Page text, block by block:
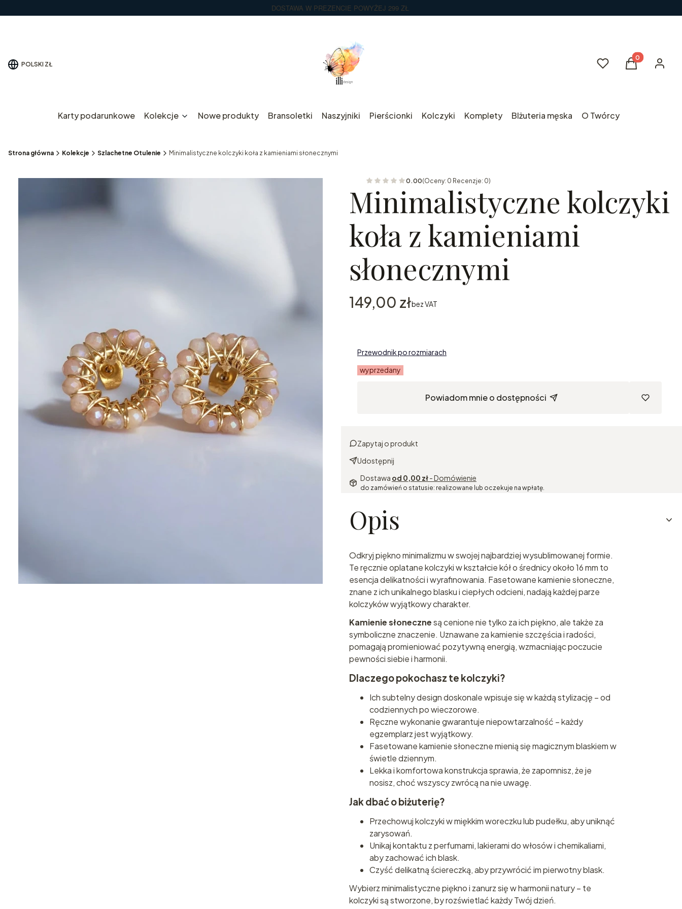
DOSTAWA W PREZENCIE POWYŻEJ 299 ZŁ
POLSKI ZŁ UlubioneProdukty w
Koszyk
Karty podarunkowe Kolekcje Nowe produkty Bransoletki Naszyjniki Pierścionki Kolczyki Komplety BIżuteria męska O Twórcy
Strona główna Kolekcje Szlachetne Otulenie Minimalistyczne kolczyki koła z kamieniami słonecznymi
0.00(Oceny: 0 Recenzje: 0)
Minimalistyczne kolczyki
koła z kamieniami
słonecznymi
Cena
149,00 złbez VAT
Przewodnik po rozmiarach
wyprzedany
Powiadom mnie o dostępności
Zapytaj o produkt
Udostępnij
Dostawa od 0,00 zł- Domówienie
do zamówień o statusie: realizowane lub oczekuje na wpłatę.
Opis
Odkryj piękno minimalizmu w swojej najbardziej wysublimowanej formie.
Te ręcznie oplatane kolczyki w kształcie kół o średnicy około 16 mm to
esencja delikatności i wyrafinowania. Fasetowane kamienie słoneczne,
znane z ich unikalnego blasku i ciepłych odcieni, nadają każdej parze
kolczyków wyjątkowy charakter.
Kamienie słonecznesą cenione nie tylko za ich piękno, ale także za
symboliczne znaczenie. Uznawane za kamienie szczęścia i radości,
pomagają promieniować pozytywną energią, wzmacniając poczucie
pewności siebie i harmonii.
Dlaczego pokochasz te kolczyki?
Ich subtelny design doskonale wpisuje się w każdą stylizację – od
codziennych po wieczorowe.
Ręczne wykonanie gwarantuje niepowtarzalność – każdy
egzemplarz jest wyjątkowy.
Fasetowane kamienie słoneczne mienią się magicznym blaskiem w
świetle dziennym.
Lekka i komfortowa konstrukcja sprawia, że zapomnisz, że je
nosisz, choć wszyscy zwrócą na nie uwagę.
Jak dbać o biżuterię?
Przechowuj kolczyki w miękkim woreczku lub pudełku, aby uniknąć
zarysowań.
Unikaj kontaktu z perfumami, lakierami do włosów i chemikaliami,
aby zachować ich blask.
Czyść delikatną ściereczką, aby przywrócić im pierwotny blask.
Wybierz minimalistyczne piękno i zanurz się w harmonii natury – te
kolczyki są stworzone, by rozświetlać każdy Twój dzień.